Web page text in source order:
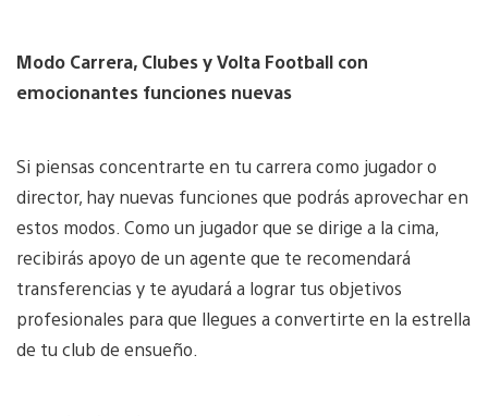
Modo Carrera, Clubes y Volta Football con
emocionantes funciones nuevas
Si piensas concentrarte en tu carrera como jugador o
director, hay nuevas funciones que podrás aprovechar en
estos modos. Como un jugador que se dirige a la cima,
recibirás apoyo de un agente que te recomendará
transferencias y te ayudará a lograr tus objetivos
profesionales para que llegues a convertirte en la estrella
de tu club de ensueño.